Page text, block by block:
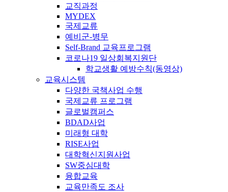
교직과정
MYDEX
국제교류
예비군-병무
Self-Brand 교육프로그램
코로나19 일상회복지원단
학교생활 예방수칙(동영상)
교육시스템
다양한 국책사업 수행
국제교류 프로그램
글로벌캠퍼스
BDAD사업
미래형 대학
RISE사업
대학혁신지원사업
SW중심대학
융합교육
교육만족도 조사